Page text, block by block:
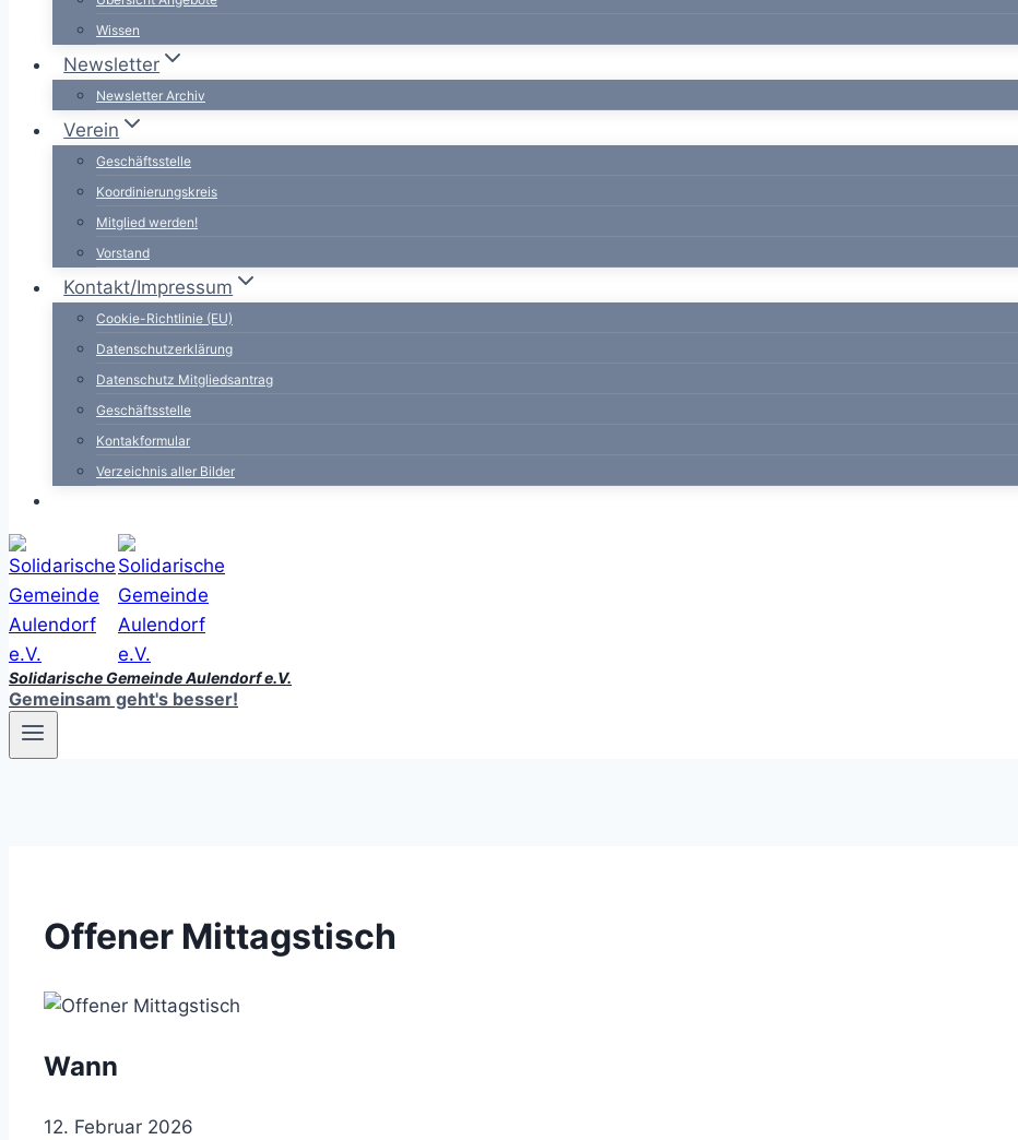
Wissen
Newsletter
Newsletter Archiv
Verein
Geschäftsstelle
Koordinierungskreis
Mitglied werden!
Vorstand
Kontakt/Impressum
Cookie-Richtlinie (EU)
Datenschutzerklärung
Datenschutz Mitgliedsantrag
Geschäftsstelle
Kontakformular
Verzeichnis aller Bilder
Solidarische Gemeinde Aulendorf e.V.
Gemeinsam geht's besser!
Offener Mittagstisch
Wann
12. Februar 2026